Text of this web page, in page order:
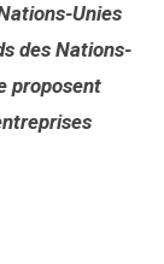
Unies
des Nations-
proposent